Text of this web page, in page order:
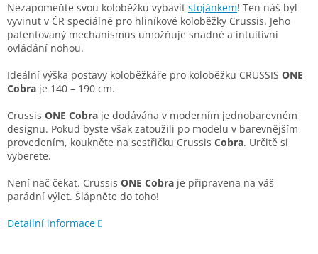
Nezapomeňte svou koloběžku vybavit stojánkem! Ten náš byl
vyvinut v ČR speciálně pro hliníkové koloběžky Crussis. Jeho
patentovaný mechanismus umožňuje snadné a intuitivní
ovládání nohou.
Ideální výška postavy koloběžkáře pro koloběžku CRUSSIS ONE
Cobra je 140 – 190 cm.
Crussis ONE Cobra je dodávána v moderním jednobarevném
designu. Pokud byste však zatoužili po modelu v barevnějším
provedením, koukněte na sestřičku Crussis Cobra. Určitě si
vyberete.
Není nač čekat. Crussis ONE Cobra je připravena na váš
parádní výlet. Šlápněte do toho!
Detailní informace